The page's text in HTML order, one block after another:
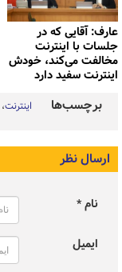
عارف: آقایی که در
جلسات با اینترنت
مخالفت می‌کند، خودش
اینترنت سفید دارد
برچسب‌ها اینترنت
ارسال نظر
نام *
ایمیل